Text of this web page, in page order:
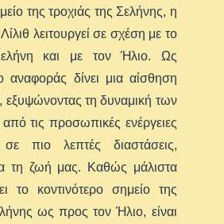
της τροχιάς της Σελήνης, η
λειτουργεί σε σχέση με το
και με τον Ήλιο. Ως
αναφοράς δίνει μια αίσθηση
τη δυναμική των
τις προσωπικές ενέργειες
πιο λεπτές διαστάσεις,
τη ζωή μας. Καθώς μάλιστα
το κοντινότερο σημείο της
ως προς τον Ήλιο, είναι